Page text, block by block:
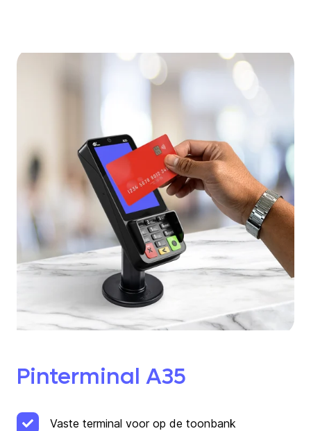
Pinterminal A35
Vaste terminal voor op de toonbank